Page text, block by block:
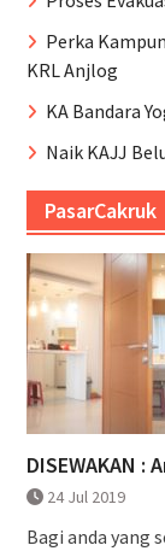
Perka
KRL Anjlog
KA Bandara
Naik KAJJ
PasarCakruk
DISEWAKAN :
24 Jul 2019
Bagi anda yang